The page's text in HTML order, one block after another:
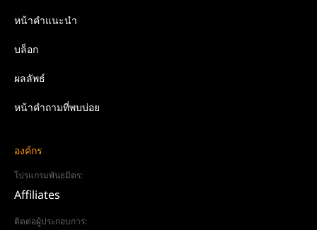
หน้าคำแนะนำ
บล็อก
ผลลัพธ์
หน้าคำถามที่พบบ่อย
องค์กร
โปรแกรมพันธมิตร:
Affiliates
ติดต่อผู้ประกอบการ: